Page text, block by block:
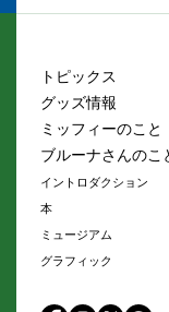
トピックス
グッズ情報
ミッフィーのこと
ブルーナさんのこ
イントロダクション
本
ミュージアム
グラフィック